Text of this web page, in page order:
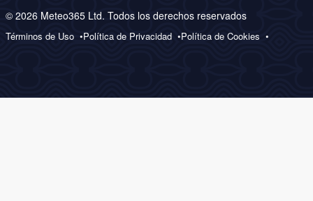
© 2026 Meteo365 Ltd. Todos los derechos reservados
Términos de Uso Política de Privacidad Política de Cookies